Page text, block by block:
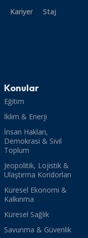
Kariyer
Staj
Konular
Eğitim
İklim & Enerji
İnsan Hakları,
Demokrasi & Sivil
Toplum
Jeopolitik, Lojistik &
Ulaştırma Koridorları
Küresel Ekonomi &
Kalkınma
Küresel Sağlık
Savunma & Güvenlik